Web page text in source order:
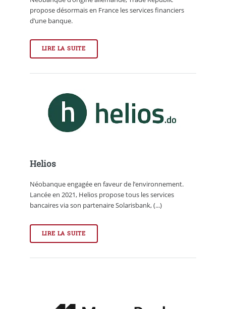
propose désormais en France les services financiers
d’une banque.
LIRE LA SUITE
Helios
Néobanque engagée en faveur de l’environnement.
Lancée en 2021, Helios propose tous les services
bancaires via son partenaire Solarisbank, (...)
LIRE LA SUITE